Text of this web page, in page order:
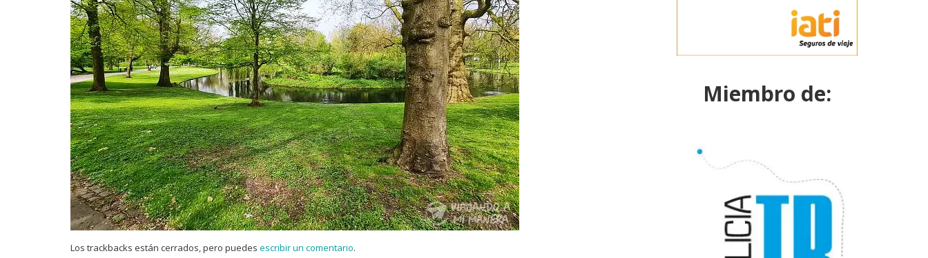
Los trackbacks están cerrados, pero puedes escribir un comentario.
Miembro de: